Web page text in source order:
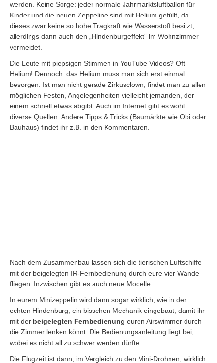
werden. Keine Sorge: jeder normale Jahrmarktsluftballon für
Kinder und die neuen Zeppeline sind mit Helium gefüllt, da
dieses zwar keine so hohe Tragkraft wie Wasserstoff besitzt,
allerdings dann auch den „Hindenburgeffekt“ im Wohnzimmer
vermeidet.
Die Leute mit piepsigen Stimmen in YouTube Videos? Oft
Helium! Dennoch: das Helium muss man sich erst einmal
besorgen. Ist man nicht gerade Zirkusclown, findet man zu allen
möglichen Festen, Angelegenheiten vielleicht jemanden, der
einem schnell etwas abgibt. Auch im Internet gibt es wohl
diverse Quellen. Andere Tipps & Tricks (Baumärkte wie Obi oder
Bauhaus) findet ihr z.B. in den Kommentaren.
Nach dem Zusammenbau lassen sich die tierischen Luftschiffe
mit der beigelegten IR-Fernbedienung durch eure vier Wände
fliegen. Inzwischen gibt es auch neue Modelle.
In eurem Minizeppelin wird dann sogar wirklich, wie in der
echten Hindenburg, ein bisschen Mechanik eingebaut, damit ihr
mit der beigelegten Fernbedienung euren Airswimmer durch
die Zimmer lenken könnt. Die Bedienungsanleitung liegt bei,
wobei es nicht all zu schwer werden dürfte.
Die Flugzeit ist dann, im Vergleich zu den Mini-Drohnen, wirklich